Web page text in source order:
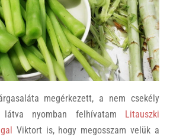
megérkezett, a nem csekély
látva nyomban felhívatam Litauszki
Viktort is, hogy megosszam velük a